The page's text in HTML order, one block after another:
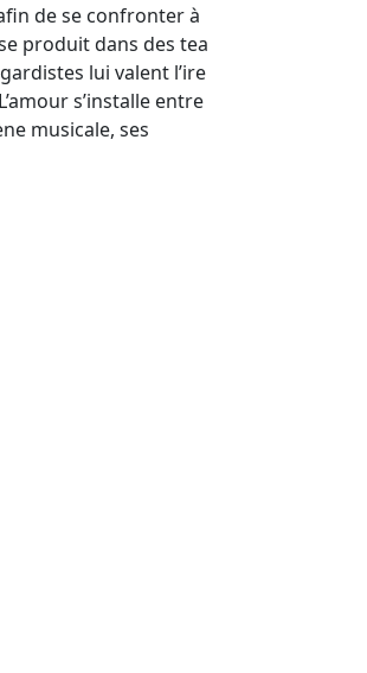
de se confronter à
produit dans des tea
lui valent l’ire
s’installe entre
musicale, ses